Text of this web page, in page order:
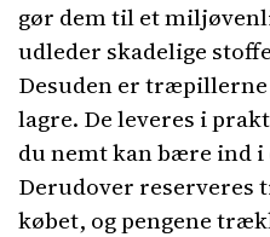
gør dem til et
udleder skadelige
Desuden er
lagre. De leveres i
du nemt kan bære ind
Derudover
købet, og pengene